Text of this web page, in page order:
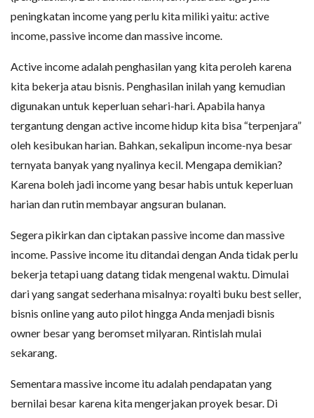
peningkatan income yang perlu kita miliki yaitu: active
income, passive income dan massive income.
Active income adalah penghasilan yang kita peroleh karena
kita bekerja atau bisnis. Penghasilan inilah yang kemudian
digunakan untuk keperluan sehari-hari. Apabila hanya
tergantung dengan active income hidup kita bisa “terpenjara”
oleh kesibukan harian. Bahkan, sekalipun income-nya besar
ternyata banyak yang nyalinya kecil. Mengapa demikian?
Karena boleh jadi income yang besar habis untuk keperluan
harian dan rutin membayar angsuran bulanan.
Segera pikirkan dan ciptakan passive income dan massive
income. Passive income itu ditandai dengan Anda tidak perlu
bekerja tetapi uang datang tidak mengenal waktu. Dimulai
dari yang sangat sederhana misalnya: royalti buku best seller,
bisnis online yang auto pilot hingga Anda menjadi bisnis
owner besar yang beromset milyaran. Rintislah mulai
sekarang.
Sementara massive income itu adalah pendapatan yang
bernilai besar karena kita mengerjakan proyek besar. Di